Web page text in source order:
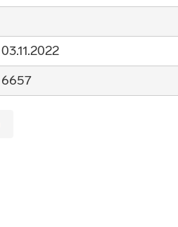
03.11.2022
6657